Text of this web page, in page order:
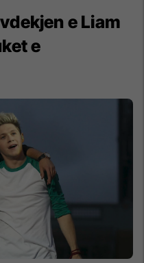
e Liam
e